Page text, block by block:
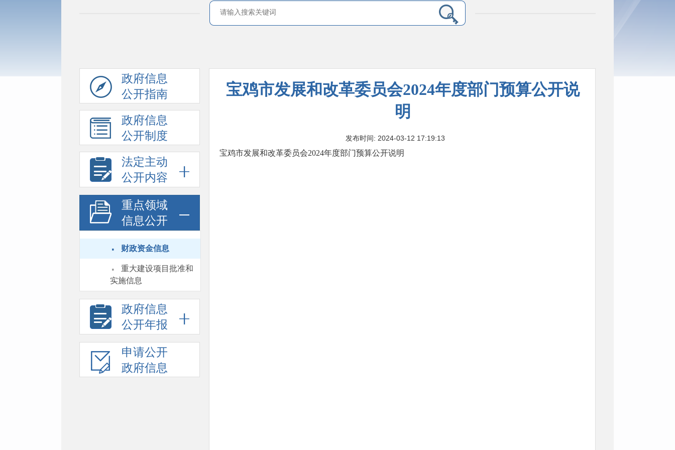
政府信息
公开指南
政府信息
公开制度
法定主动
公开内容
重点领域
信息公开
· 财政资金信息
·
重大建设项目批准和
实施信息
政府信息
公开年报
申请公开
政府信息
宝鸡市发展和改革委员会2024年度部门预算公开说
明
发布时间: 2024-03-12 17:19:13
宝鸡市发展和改革委员会2024年度部门预算公开说明